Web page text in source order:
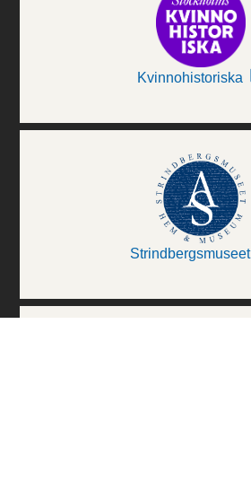
Kvinnohistoriska
Strindbergsmuseet